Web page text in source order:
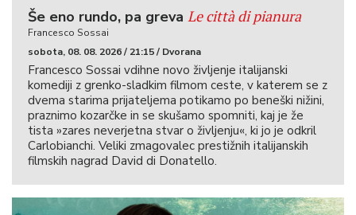
Še eno rundo, pa greva Le città di pianura
Francesco Sossai
sobota, 08. 08. 2026 / 21:15 / Dvorana
Francesco Sossai vdihne novo življenje italijanski
komediji z grenko-sladkim filmom ceste, v katerem se z
dvema starima prijateljema potikamo po beneški nižini,
praznimo kozarčke in se skušamo spomniti, kaj je že
tista »zares neverjetna stvar o življenju«, ki jo je odkril
Carlobianchi. Veliki zmagovalec prestižnih italijanskih
filmskih nagrad David di Donatello.